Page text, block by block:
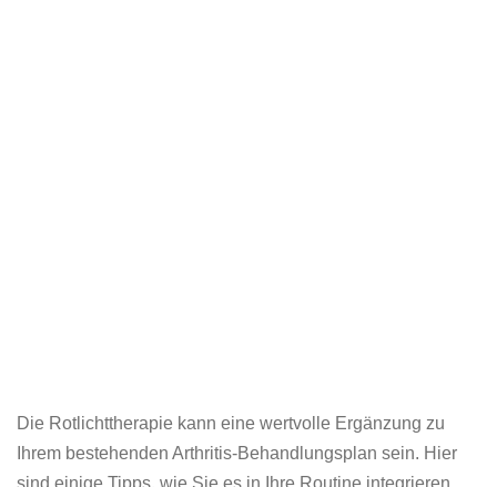
Die Rotlichttherapie kann eine wertvolle Ergänzung zu
Ihrem bestehenden Arthritis-Behandlungsplan sein. Hier
sind einige Tipps, wie Sie es in Ihre Routine integrieren